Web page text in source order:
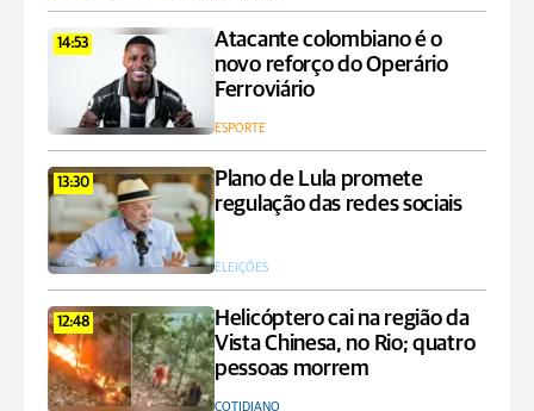
14:53
Atacante colombiano é o
novo reforço do Operário
Ferroviário
ESPORTE
13:30
Plano de Lula promete
regulação das redes sociais
ELEIÇÕES
12:48
Helicóptero cai na região da
Vista Chinesa, no Rio; quatro
pessoas morrem
COTIDIANO